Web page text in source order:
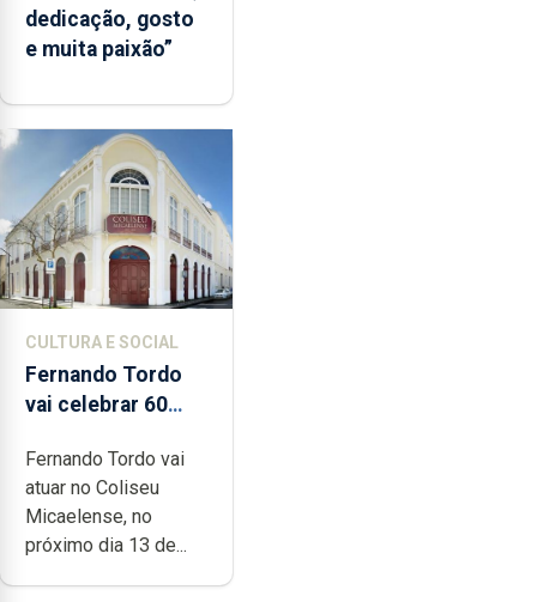
dedicação, gosto
e muita paixão”
CULTURA E SOCIAL
Fernando Tordo
vai celebrar 60
no Coliseu
Micaelense
Fernando Tordo vai
atuar no Coliseu
Micaelense, no
próximo dia 13 de...